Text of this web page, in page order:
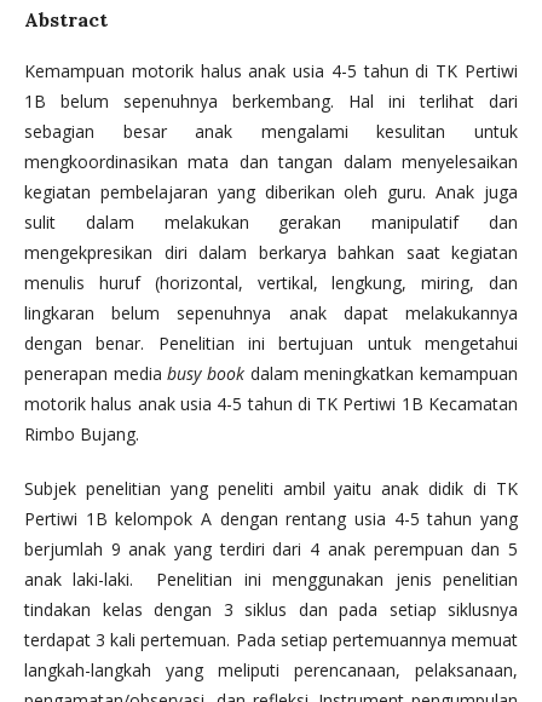
Abstract
Kemampuan motorik halus anak usia 4-5 tahun di TK Pertiwi
1B belum sepenuhnya berkembang. Hal ini terlihat dari
sebagian besar anak mengalami kesulitan untuk
mengkoordinasikan mata dan tangan dalam menyelesaikan
kegiatan pembelajaran yang diberikan oleh guru. Anak juga
sulit dalam melakukan gerakan manipulatif dan
mengekpresikan diri dalam berkarya bahkan saat kegiatan
menulis huruf (horizontal, vertikal, lengkung, miring, dan
lingkaran belum sepenuhnya anak dapat melakukannya
dengan benar. Penelitian ini bertujuan untuk mengetahui
penerapan mediabusy book dalam meningkatkan kemampuan
motorik halus anak usia 4-5 tahun di TK Pertiwi 1B Kecamatan
Rimbo Bujang.
Subjek penelitian yang peneliti ambil yaitu anak didik di TK
Pertiwi 1B kelompok A dengan rentang usia 4-5 tahun yang
berjumlah 9 anak yang terdiri dari 4 anak perempuan dan 5
anak laki-laki. Penelitian ini menggunakan jenis penelitian
tindakan kelas dengan 3 siklus dan pada setiap siklusnya
terdapat 3 kali pertemuan. Pada setiap pertemuannya memuat
langkah-langkah yang meliputi perencanaan, pelaksanaan,